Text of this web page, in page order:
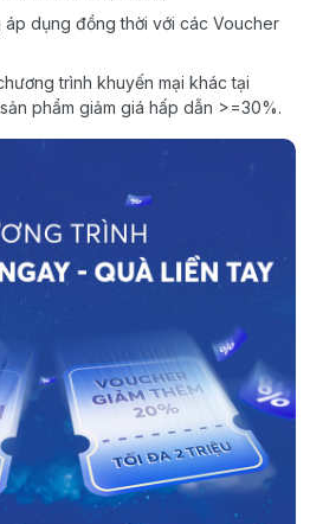
dụng đồng thời với các Voucher
trình khuyến mại khác tại
phẩm giảm giá hấp dẫn >=30%.